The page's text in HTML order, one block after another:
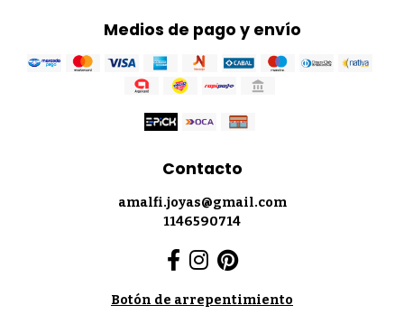
Medios de pago y envío
Contacto
amalfi.joyas@gmail.com
1146590714
Botón de arrepentimiento